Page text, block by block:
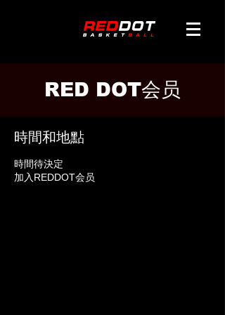
RED DOT会员
時間和地點
時間待決定
加入REDDOT会员